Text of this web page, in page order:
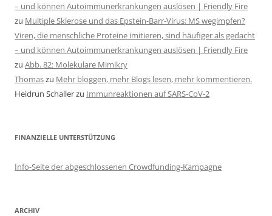
– und können Autoimmunerkrankungen auslösen | Friendly Fire
zu Multiple Sklerose und das Epstein-Barr-Virus: MS wegimpfen?
Viren, die menschliche Proteine imitieren, sind häufiger als gedacht
– und können Autoimmunerkrankungen auslösen | Friendly Fire
zu Abb. 82: Molekulare Mimikry
Thomaszu Mehr bloggen, mehr Blogs lesen, mehr kommentieren.
Heidrun Schallerzu Immunreaktionen auf SARS-CoV-2
FINANZIELLE UNTERSTÜTZUNG
Info-Seite der abgeschlossenen Crowdfunding-Kampagne
ARCHIV